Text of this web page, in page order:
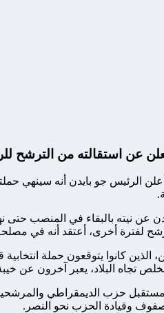
عن استقالته من الترشح
الرئيس جو بايدن أنه سينهي
لفترة أخرى، أعتقد أنه في
الذين كانوا يتوقعون حملة
البلاد، يعبر آخرون عن خيبة
مستقبل حزب الديمقراطي
وقيادة الحزب نحو النصر.